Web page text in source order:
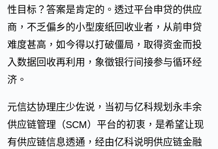
性目标？答案是肯定的。透过平台申贷的供应
商，不乏偏乡的小型废纸回收业者，从前申贷
难度甚高，如今得以打破僵局，取得资金而投
入数据回收再利用，象徵银行间接参与循环经
济。
元信达协理庄少佐说，当初与亿科规划永丰余
供应链管理（SCM）平台的初衷，是希望让现
有供应链信息透通，经由亿科说明供应链金融